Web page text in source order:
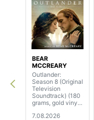
BEAR
MCCREARY
Outlander:
Season 8 (Original
Television
Soundtrack) (180
grams, gold vinyl)
7.08.2026